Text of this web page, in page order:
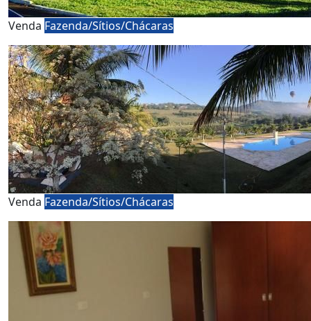
Venda Fazenda/Sítios/Chácaras
Venda Fazenda/Sítios/Chácaras